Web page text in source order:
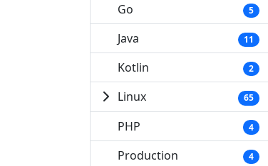
Go 5
Java 11
Kotlin 2
Linux 65
PHP 4
Production 4